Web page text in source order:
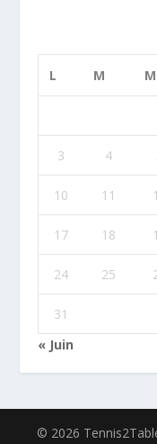
L M M
3 4
10 11
17 18
24 25
31
« Juin
© 2026